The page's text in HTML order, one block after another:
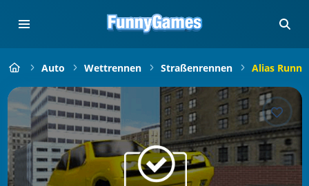
Auto Wettrennen Straßenrennen Alias